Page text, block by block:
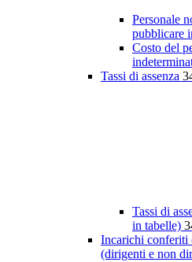
Personale
pubblicare
Costo del
Tassi di assenza
Tassi di
in tabelle)
Incarichi conferiti
(dirigenti e non